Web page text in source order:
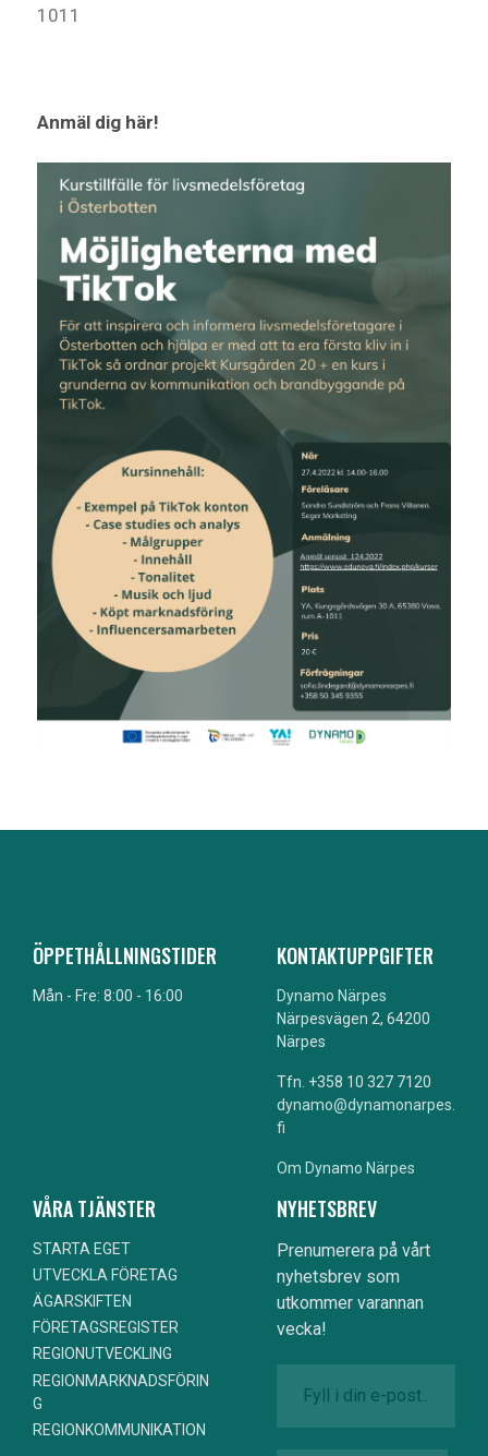
1011
Anmäl dig här!
ÖPPETHÅLLNINGSTIDER
Mån - Fre: 8:00 - 16:00
KONTAKTUPPGIFTER
Dynamo Närpes
Närpesvägen 2, 64200
Närpes
Tfn. +358 10 327 7120
dynamo@dynamonarpes.
fi
Om Dynamo Närpes
VÅRA TJÄNSTER
STARTA EGET
UTVECKLA FÖRETAG
ÄGARSKIFTEN
FÖRETAGSREGISTER
REGIONUTVECKLING
REGIONMARKNADSFÖRIN
G
REGIONKOMMUNIKATION
NYHETSBREV
Prenumerera på vårt
nyhetsbrev som
utkommer varannan
vecka!